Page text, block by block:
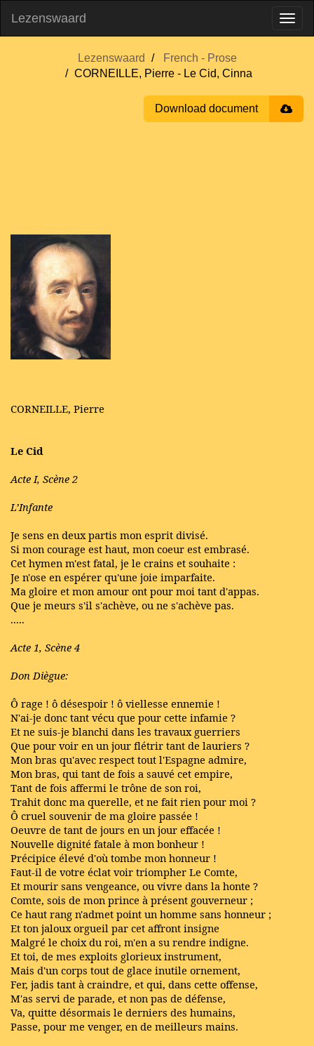
Lezenswaard
Lezenswaard
French - Prose
CORNEILLE, Pierre - Le Cid, Cinna
Download document
CORNEILLE, Pierre
Le Cid
Acte I, Scène 2
L’Infante
Je sens en deux partis mon esprit divisé.
Si mon courage est haut, mon coeur est embrasé.
Cet hymen m'est fatal, je le crains et souhaite :
Je n'ose en espérer qu'une joie imparfaite.
Ma gloire et mon amour ont pour moi tant d'appas.
Que je meurs s'il s'achève, ou ne s'achève pas.
.....
Acte 1, Scène 4
Don Diègue:
Ô rage ! ô désespoir ! ô viellesse ennemie !
N'ai-je donc tant vécu que pour cette infamie ?
Et ne suis-je blanchi dans les travaux guerriers
Que pour voir en un jour flétrir tant de lauriers ?
Mon bras qu'avec respect tout l'Espagne admire,
Mon bras, qui tant de fois a sauvé cet empire,
Tant de fois affermi le trône de son roi,
Trahit donc ma querelle, et ne fait rien pour moi ?
Ô cruel souvenir de ma gloire passée !
Oeuvre de tant de jours en un jour effacée !
Nouvelle dignité fatale à mon bonheur !
Précipice élevé d'où tombe mon honneur !
Faut-il de votre éclat voir triompher Le Comte,
Et mourir sans vengeance, ou vivre dans la honte ?
Comte, sois de mon prince à présent gouverneur ;
Ce haut rang n'admet point un homme sans honneur ;
Et ton jaloux orgueil par cet affront insigne
Malgré le choix du roi, m'en a su rendre indigne.
Et toi, de mes exploits glorieux instrument,
Mais d'un corps tout de glace inutile ornement,
Fer, jadis tant à craindre, et qui, dans cette offense,
M'as servi de parade, et non pas de défense,
Va, quitte désormais le derniers des humains,
Passe, pour me venger, en de meilleurs mains.